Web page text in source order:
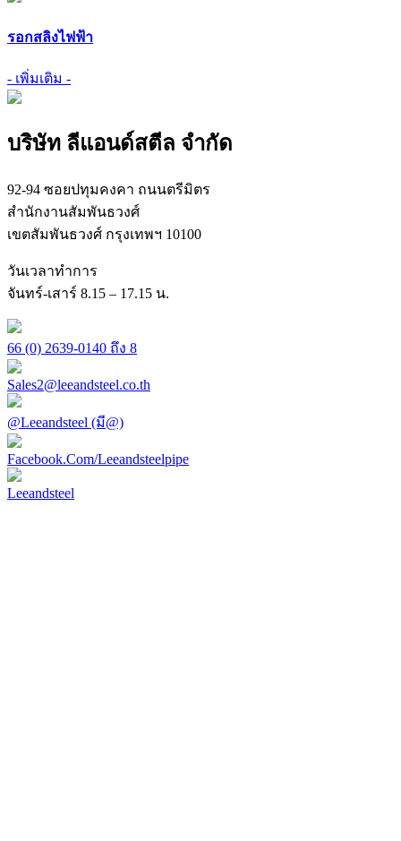
รอกสลิงไฟฟ้า
- เพิ่มเติม -
บริษัท ลีแอนด์สตีล จำกัด
92-94 ซอยปทุมคงคา ถนนตรีมิตร
สำนักงานสัมพันธวงศ์
เขตสัมพันธวงศ์ กรุงเทพฯ 10100
วันเวลาทำการ
จันทร์-เสาร์ 8.15 – 17.15 น.
66 (0) 2639-0140 ถึง 8
Sales2@leeandsteel.co.th
@Leeandsteel (มี@)
Facebook.Com/Leeandsteelpipe
Leeandsteel